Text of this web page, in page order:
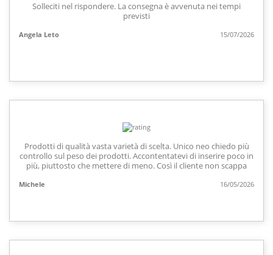
Solleciti nel rispondere. La consegna è avvenuta nei tempi
previsti
Angela Leto 15/07/2026
Prodotti di qualità vasta varietà di scelta. Unico neo chiedo più
controllo sul peso dei prodotti. Accontentatevi di inserire poco in
più, piuttosto che mettere di meno. Così il cliente non scappa
Michele 16/05/2026